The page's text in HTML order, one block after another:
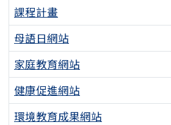
課程計畫
母語日網站
家庭教育網站
健康促進網站
環境教育成果網站